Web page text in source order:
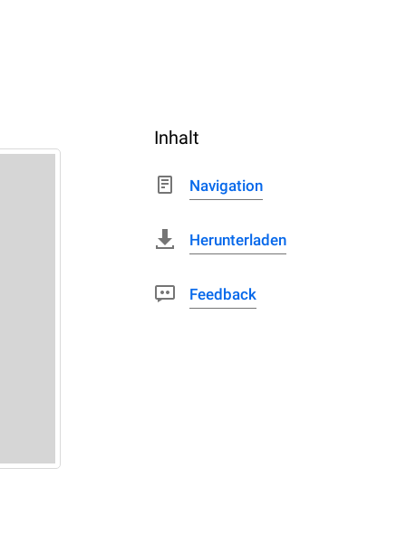
Inhalt
Navigation
Herunterladen
Feedback